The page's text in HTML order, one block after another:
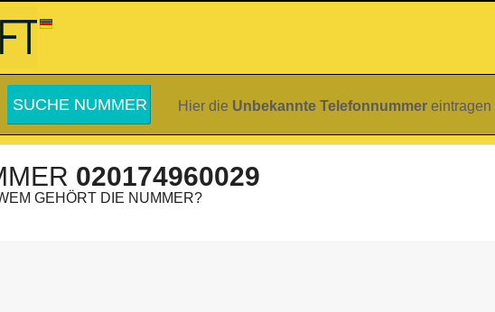
Hier die Unbekannte Telefonnummer eintragen
020174960029
GEHÖRT DIE NUMMER?